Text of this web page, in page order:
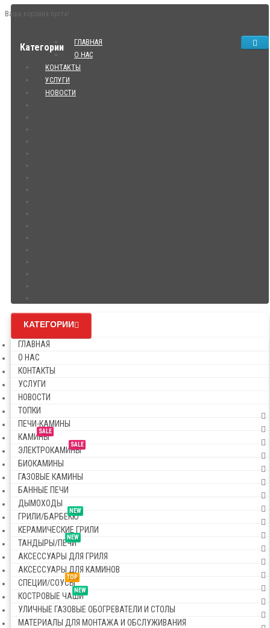
Ваша корзина пуста!
Категории
ГЛАВНАЯ
О НАС
КОНТАКТЫ
УСЛУГИ
НОВОСТИ
КАТЕГОРИИ
ГЛАВНАЯ
О НАС
КОНТАКТЫ
УСЛУГИ
НОВОСТИ
ТОПКИ
ПЕЧИ-КАМИНЫ
SALE
КАМИНЫ
SALE
ЭЛЕКТРОКАМИНЫ
БИОКАМИНЫ
ГАЗОВЫЕ КАМИНЫ
БАННЫЕ ПЕЧИ
ДЫМОХОДЫ
NEW
ГРИЛИ/БАРБЕКЮ
КЕРАМИЧЕСКИЕ ГРИЛИ
NEW
ТАНДЫРЫ/ПЕЧИ
АКСЕССУАРЫ ДЛЯ ГРИЛЯ
АКСЕССУАРЫ ДЛЯ КАМИНОВ
TOP
СПЕЦИИ/СОУСЫ
NEW
КОСТРОВЫЕ ЧАШИ
УЛИЧНЫЕ ГАЗОВЫЕ ОБОГРЕВАТЕЛИ И СТОЛЫ
МАТЕРИАЛЫ ДЛЯ МОНТАЖА И ОБСЛУЖИВАНИЯ